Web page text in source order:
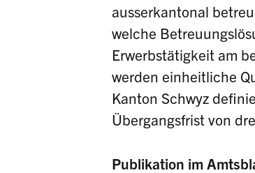
ausserkantonal
welche
Erwerbstätigkeit am
werden einheitliche
Kanton Schwyz
Übergangsfrist von
Publikation im